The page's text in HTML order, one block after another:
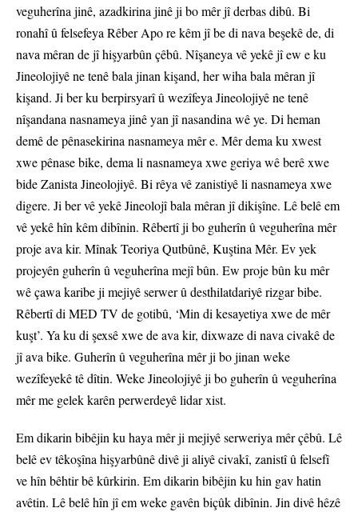
veguherîna jinê, azadkirina jinê ji bo mêr jî derbas dibû. Bi
ronahî û felsefeya Rêber Apo re kêm jî be di nava beşekê de, di
nava mêran de jî hişyarbûn çêbû. Nîşaneya vê yekê jî ew e ku
Jineolojiyê ne tenê bala jinan kişand, her wiha bala mêran jî
kişand. Ji ber ku berpirsyarî û wezîfeya Jineolojiyê ne tenê
nîşandana nasnameya jinê yan jî nasandina wê ye. Di heman
demê de pênasekirina nasnameya mêr e. Mêr dema ku xwest
xwe pênase bike, dema li nasnameya xwe geriya wê berê xwe
bide Zanista Jineolojiyê. Bi rêya vê zanistiyê li nasnameya xwe
digere. Ji ber vê yekê Jineolojî bala mêran jî dikişîne. Lê belê em
vê yekê hîn kêm dibînin. Rêbertî ji bo guherîn û veguherîna mêr
proje ava kir. Mînak Teoriya Qutbûnê, Kuştina Mêr. Ev yek
projeyên guherîn û veguherîna mejî bûn. Ew proje bûn ku mêr
wê çawa karibe ji mejiyê serwer û desthilatdariyê rizgar bibe.
Rêbertî di MED TV de gotibû, ‘Min di kesayetiya xwe de mêr
kuşt’. Ya ku di şexsê xwe de ava kir, dixwaze di nava civakê de
jî ava bike. Guherîn û veguherîna mêr ji bo jinan weke
wezîfeyekê tê dîtin. Weke Jineolojiyê ji bo guherîn û veguherîna
mêr me gelek karên perwerdeyê lidar xist.
Em dikarin bibêjin ku haya mêr ji mejiyê serweriya mêr çêbû. Lê
belê ev têkoşîna hişyarbûnê divê ji aliyê civakî, zanistî û felsefî
ve hîn bêhtir bê kûrkirin. Em dikarin bibêjin ku hin gav hatin
avêtin. Lê belê hîn jî em weke gavên biçûk dibînin. Jin divê hêzê